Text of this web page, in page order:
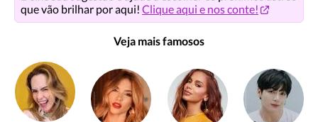
que vão brilhar por aqui! Clique aqui e nos conte!
Veja mais famosos